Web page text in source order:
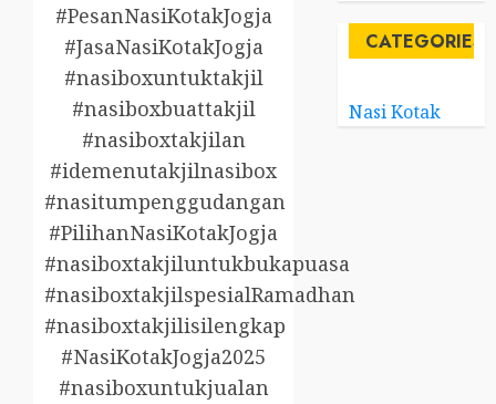
#PesanNasiKotakJogja
#JasaNasiKotakJogja
#nasiboxuntuktakjil
#nasiboxbuattakjil
#nasiboxtakjilan
#idemenutakjilnasibox
#nasitumpenggudangan
#PilihanNasiKotakJogja
#nasiboxtakjiluntukbukapuasa
#nasiboxtakjilspesialRamadhan
#nasiboxtakjilisilengkap
#NasiKotakJogja2025
#nasiboxuntukjualan
CATEGORIES
Nasi Kotak